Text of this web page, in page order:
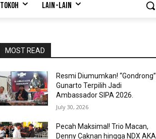
TOKOH LAIN-LAIN
MOST READ
Resmi Diumumkan! “Gondrong”
Gunarto Terpilih Jadi
Ambassador SIPA 2026.
July 30, 2026
Pecah Maksimal! Trio Macan,
Denny Caknan hingga NDX AKA